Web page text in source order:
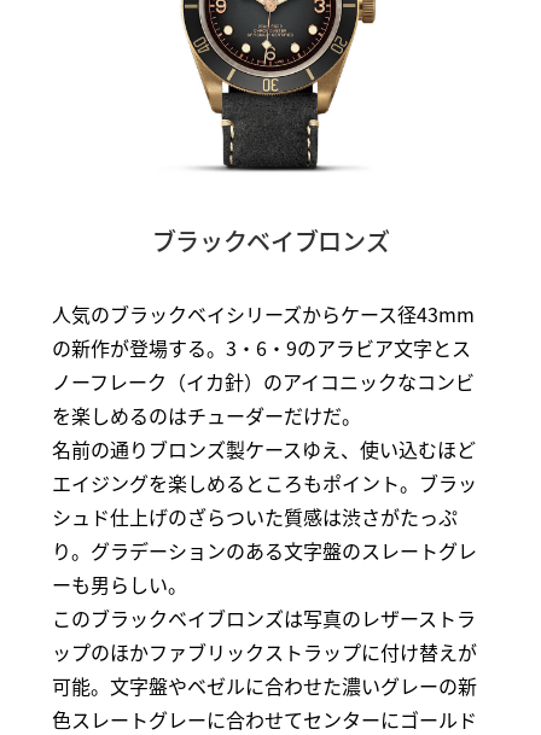
ブラックベイブロンズ
人気のブラックベイシリーズからケース径43mm
の新作が登場する。3・6・9のアラビア文字とス
ノーフレーク（イカ針）のアイコニックなコンビ
を楽しめるのはチューダーだけだ。
名前の通りブロンズ製ケースゆえ、使い込むほど
エイジングを楽しめるところもポイント。ブラッ
シュド仕上げのざらついた質感は渋さがたっぷ
り。グラデーションのある文字盤のスレートグレ
ーも男らしい。
このブラックベイブロンズは写真のレザーストラ
ップのほかファブリックストラップに付け替えが
可能。文字盤やベゼルに合わせた濃いグレーの新
色スレートグレーに合わせてセンターにゴールド